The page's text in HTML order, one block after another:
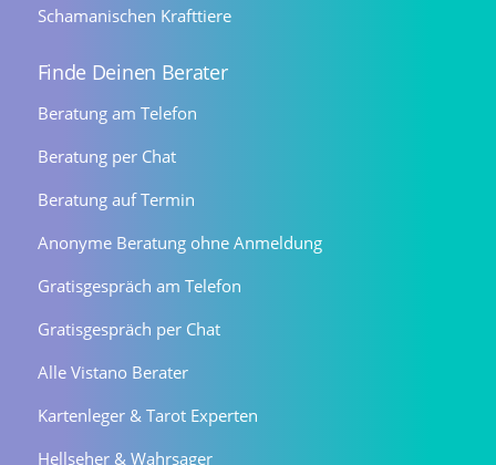
Schamanischen Krafttiere
Finde Deinen Berater
Beratung am Telefon
Beratung per Chat
Beratung auf Termin
Anonyme Beratung ohne Anmeldung
Gratisgespräch am Telefon
Gratisgespräch per Chat
Alle Vistano Berater
Kartenleger & Tarot Experten
Hellseher & Wahrsager